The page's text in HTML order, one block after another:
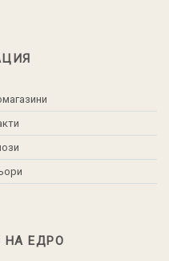
НА ЕДРО